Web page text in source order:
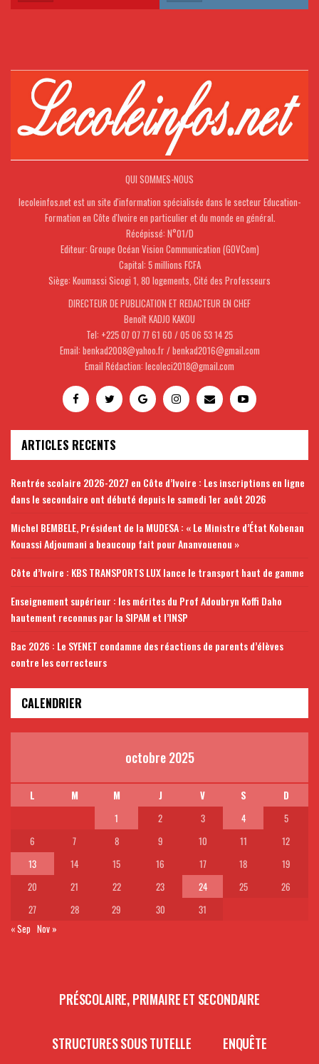
QUI SOMMES-NOUS
lecoleinfos.net est un site d'information spécialisée dans le secteur Education-
Formation en Côte d'Ivoire en particulier et du monde en général.
Récépissé: N°01/D
Editeur: Groupe Océan Vision Communication (GOVCom)
Capital: 5 millions FCFA
Siège: Koumassi Sicogi 1, 80 logements, Cité des Professeurs
DIRECTEUR DE PUBLICATION ET REDACTEUR EN CHEF
Benoît KADJO KAKOU
Tel: +225 07 07 77 61 60 / 05 06 53 14 25
Email: benkad2008@yahoo.fr / benkad2016@gmail.com
Email Rédaction: lecoleci2018@gmail.com
ARTICLES RECENTS
Rentrée scolaire 2026-2027 en Côte d’Ivoire : Les inscriptions en ligne
dans le secondaire ont débuté depuis le samedi 1er août 2026
Michel BEMBELE, Président de la MUDESA : « Le Ministre d’État Kobenan
Kouassi Adjoumani a beaucoup fait pour Ananvouenou »
Côte d’Ivoire : KBS TRANSPORTS LUX lance le transport haut de gamme
Enseignement supérieur : les mérites du Prof Adoubryn Koffi Daho
hautement reconnus par la SIPAM et l’INSP
Bac 2026 : Le SYENET condamne des réactions de parents d’élèves
contre les correcteurs
CALENDRIER
octobre 2025
L M M J V S
D
1
2 3 4
5
6
7 8 9 10 11
12
13
14 15 16 17 18
19
20
21 22 23 24 25
26
27
28 29 30
31
« Sep Nov »
PRÉSCOLAIRE, PRIMAIRE ET SECONDAIRE
STRUCTURES SOUS TUTELLE ENQUÊTE